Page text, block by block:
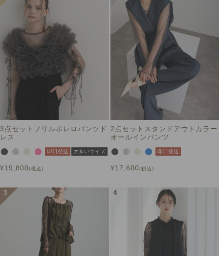
3点セットフリルボレロパンツド
レス
即日発送 大きいサイズ
¥19,800 税込
2点セットスタンドアウトカラー
オールインパンツ
即日発送
¥17,600 税込